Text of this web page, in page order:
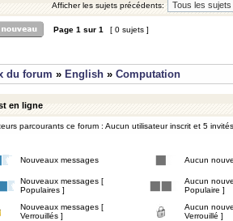
Afficher les sujets précédents:
Page 1 sur 1 [ 0 sujets ]
du forum » English » Computation
en ligne
parcourants ce forum : Aucun utilisateur inscrit et 5 invités
Nouveaux messages Aucun
Nouveaux messages [
Populaires ]
Aucun
Populaire ]
Nouveaux messages [
Verrouillés ]
Aucun
Verrouillé ]